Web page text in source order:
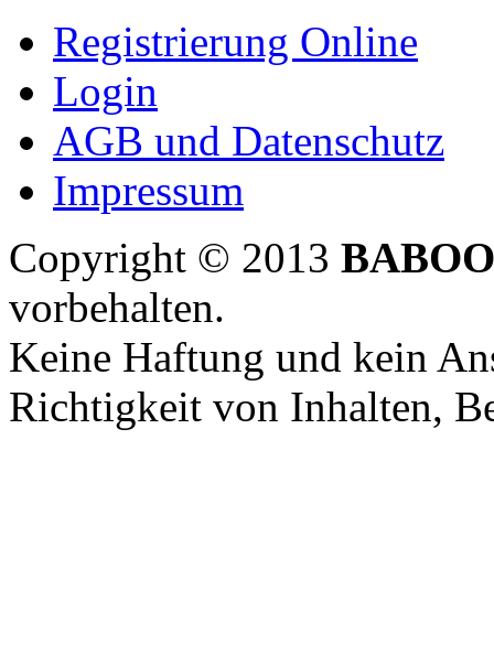
Registrierung Online
Login
AGB und Datenschutz
Impressum
Copyright © 2013
vorbehalten.
Keine Haftung und kein
Richtigkeit von Inhalten,